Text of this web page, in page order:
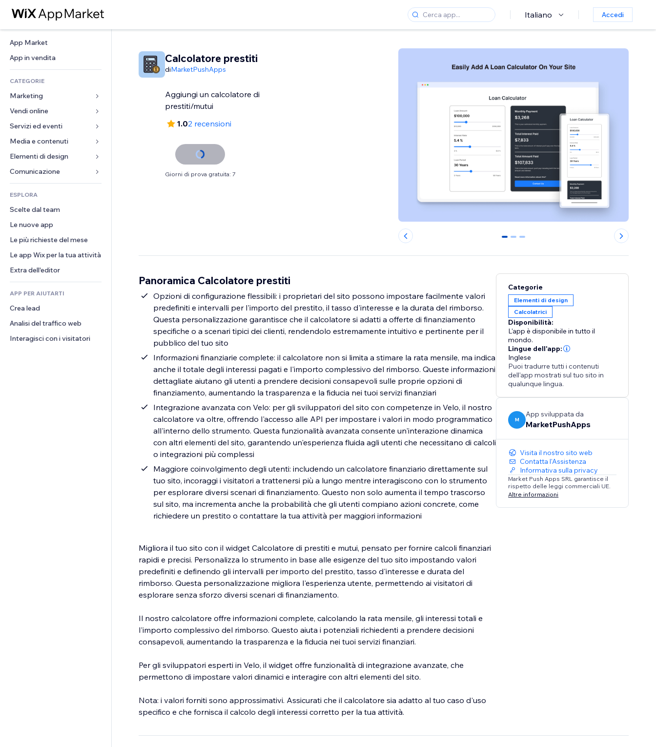
Italiano Accedi
App Market
App in vendita
CATEGORIE
Marketing
Inserzioni
Mobile
Dati analitici
Inserzioni sito
Email
Vendi online
App per Stores
Spedizione e consegna
Tasti Vendi
Amministrazione
Buoni e programmi fedeltà
Servizi ed eventi
Hotel
Eventi
Ristoranti
Immobiliare
Prenotazioni
Media e contenuti
Galleria
Musica
Podcast
Fotografia
Video
PDF
Condivisione file
Elementi di design
Mappe e navigazione
Privacy e sicurezza
Orologio
Template per pagine
Effetti immagine
Tasti e menu
Banner e badge
Calcolatrici
Cerca
Meteo
Grafici e tabelle
Moduli
Sondaggi
Chat
Commenti
Telefono
Community
Recensioni e testimonial
CRM
ESPLORA
Scelte dal team
Le nuove app
Le più richieste del mese
Le app Wix per la tua attività
Extra dell'editor
APP PER AIUTARTI
Crea lead
Analisi del traffico web
Interagisci con i visitatori
Calcolatore prestiti
diMarketPushApps
Aggiungi un calcolatore di
prestiti/mutui
1.02 recensioni
Giorni di prova gratuita: 7
0 1 2
Panoramica Calcolatore prestiti
Opzioni di configurazione flessibili: i proprietari del sito possono impostare facilmente valori
predefiniti e intervalli per l'importo del prestito, il tasso d'interesse e la durata del rimborso.
Questa personalizzazione garantisce che il calcolatore si adatti a offerte di finanziamento
specifiche o a scenari tipici dei clienti, rendendolo estremamente intuitivo e pertinente per il
pubblico del tuo sito
Informazioni finanziarie complete: il calcolatore non si limita a stimare la rata mensile, ma indica
anche il totale degli interessi pagati e l'importo complessivo del rimborso. Queste informazioni
dettagliate aiutano gli utenti a prendere decisioni consapevoli sulle proprie opzioni di
finanziamento, aumentando la trasparenza e la fiducia nei tuoi servizi finanziari
Integrazione avanzata con Velo: per gli sviluppatori del sito con competenze in Velo, il nostro
calcolatore va oltre, offrendo l'accesso alle API per impostare i valori in modo programmatico
all'interno dello strumento. Questa funzionalità avanzata consente un'interazione dinamica
con altri elementi del sito, garantendo un'esperienza fluida agli utenti che necessitano di calcoli
o integrazioni più complessi
Maggiore coinvolgimento degli utenti: includendo un calcolatore finanziario direttamente sul
tuo sito, incoraggi i visitatori a trattenersi più a lungo mentre interagiscono con lo strumento
per esplorare diversi scenari di finanziamento. Questo non solo aumenta il tempo trascorso
sul sito, ma incrementa anche la probabilità che gli utenti compiano azioni concrete, come
richiedere un prestito o contattare la tua attività per maggiori informazioni
Migliora il tuo sito con il widget Calcolatore di prestiti e mutui, pensato per fornire calcoli finanziari
rapidi e precisi. Personalizza lo strumento in base alle esigenze del tuo sito impostando valori
predefiniti e definendo gli intervalli per importo del prestito, tasso d'interesse e durata del
rimborso. Questa personalizzazione migliora l'esperienza utente, permettendo ai visitatori di
esplorare senza sforzo diversi scenari di finanziamento.
Il nostro calcolatore offre informazioni complete, calcolando la rata mensile, gli interessi totali e
l'importo complessivo del rimborso. Questo aiuta i potenziali richiedenti a prendere decisioni
consapevoli, aumentando la trasparenza e la fiducia nei tuoi servizi finanziari.
Per gli sviluppatori esperti in Velo, il widget offre funzionalità di integrazione avanzate, che
permettono di impostare valori dinamici e interagire con altri elementi del sito.
Nota: i valori forniti sono approssimativi. Assicurati che il calcolatore sia adatto al tuo caso d'uso
specifico e che fornisca il calcolo degli interessi corretto per la tua attività.
Categorie
Elementi di design
Calcolatrici
Disponibilità:
L'app è disponibile in tutto il
mondo.
Lingue dell'app:
Inglese
Puoi tradurre tutti i contenuti
dell'app mostrati sul tuo sito in
qualunque lingua.
M
App sviluppata da
MarketPushApps
Visita il nostro sito web
Contatta l'Assistenza
Informativa sulla privacy
Market Push Apps SRL garantisce il
rispetto delle leggi commerciali UE.
Altre informazioni